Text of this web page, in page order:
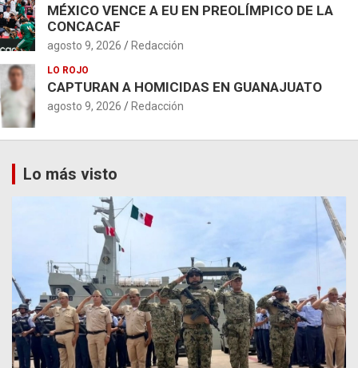
MÉXICO VENCE A EU EN PREOLÍMPICO DE LA
CONCACAF
agosto 9, 2026 Redacción
LO ROJO
CAPTURAN A HOMICIDAS EN GUANAJUATO
agosto 9, 2026 Redacción
Lo más visto